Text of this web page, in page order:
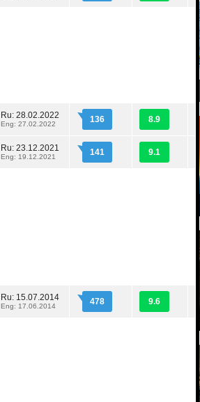
Ru: 28.02.2022
Eng: 27.02.2022 136 8.9
Ru: 23.12.2021
Eng: 19.12.2021 141 9.1
Ru: 15.07.2014
Eng: 17.06.2014 478 9.6